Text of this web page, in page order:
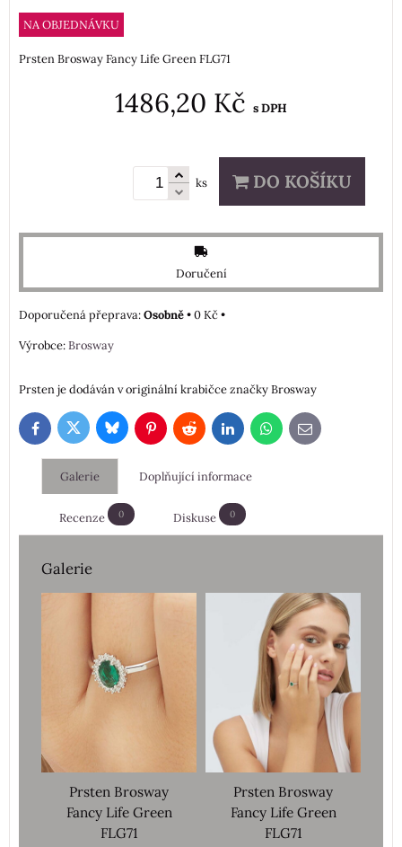
NA OBJEDNÁVKU
Prsten Brosway Fancy Life Green FLG71
1486,20 Kč s DPH
ks DO KOŠÍKU
Doručení
Osobně•0 Kč•
Výrobce:Brosway
Prsten je dodáván v originální krabičce značky Brosway
FacebookTwitterBlueskyPinterestRedditLinkedInWhatsApp
E-
mail
Galerie Doplňující informace
Recenze 0 Diskuse 0
Galerie
Prsten Brosway
Fancy Life Green
FLG71
Prsten Brosway
Fancy Life Green
FLG71